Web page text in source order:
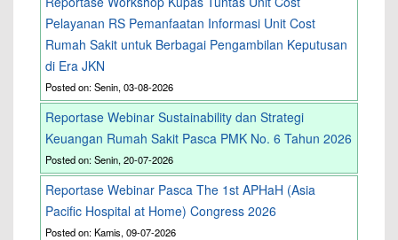
Pelayanan RS Pemanfaatan Informasi Unit Cost
Rumah Sakit untuk Berbagai Pengambilan Keputusan
di Era JKN
Posted on: Senin, 03-08-2026
Reportase Webinar Sustainability dan Strategi
Keuangan Rumah Sakit Pasca PMK No. 6 Tahun 2026
Posted on: Senin, 20-07-2026
Reportase Webinar Pasca The 1st APHaH (Asia
Pacific Hospital at Home) Congress 2026
Posted on: Kamis, 09-07-2026